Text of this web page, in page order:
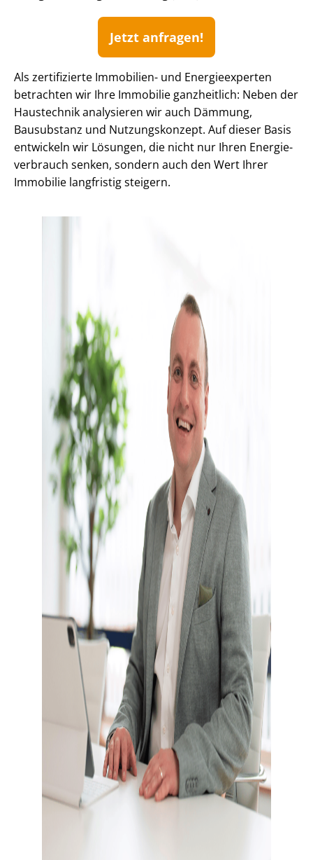
Jetzt anfragen!
Als zertifizierte Immobilien- und Energieexperten
betrachten wir Ihre Immobilie ganzheitlich: Neben der
Haustechnik analysieren wir auch Dämmung,
Bausubstanz und Nutzungskonzept. Auf dieser Basis
entwickeln wir Lösungen, die nicht nur Ihren En­er­gie­
ver­brauch senken, sondern auch den Wert Ihrer
Immobilie langfristig steigern.